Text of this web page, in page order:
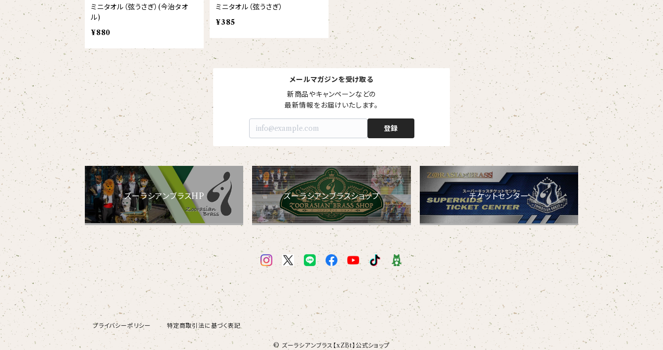
【Allstar】
【unit】
オリジナルイラストTシャツ
侍BRASSTシャツ
【vividtypo】
【wreath】
【custom_point】
【face_point】
【balancing typo】
【resort】
【ビッグプリント】
【crest_turquoise】
【piano】
【custom_point】
【xx's day】
【Allstar】
【embrem_American】
【Amazing player】
【EVENT ※期間限定商品】
ヘアアクセサリー
ソックス
ネクタイ
ラグランTシャツ
ダンボールニットTシャツ
カーディガン
マフラー
アンクルバク
雲豹（ウンピョウ）
アムールヒョウ
白ヤギ
黒ヤギ
メガネグマ
オルコット
フランソワルトン
チーター
オコジョ
ホワイトライオン
バク一族
ミニタオル（弦うさぎ）(今治タオ
ル)
¥880
ミニタオル（弦うさぎ）
¥385
メールマガジンを受け取る
新商品やキャンペーンなどの
最新情報をお届けいたします。
登録
ズーラシアンブラスHP ズーラシアンブラスショップ チケットセンター
プライバシーポリシー 特定商取引法に基づく表記
© ズーラシアンブラス【xZBt】公式ショップ